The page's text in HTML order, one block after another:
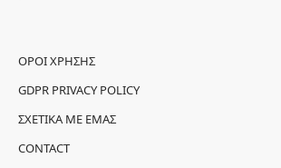
ΌΡΟΙ ΧΡΉΣΗΣ
GDPR PRIVACY POLICY
ΣΧΕΤΙΚΆ ΜΕ ΕΜΆΣ
CONTACT